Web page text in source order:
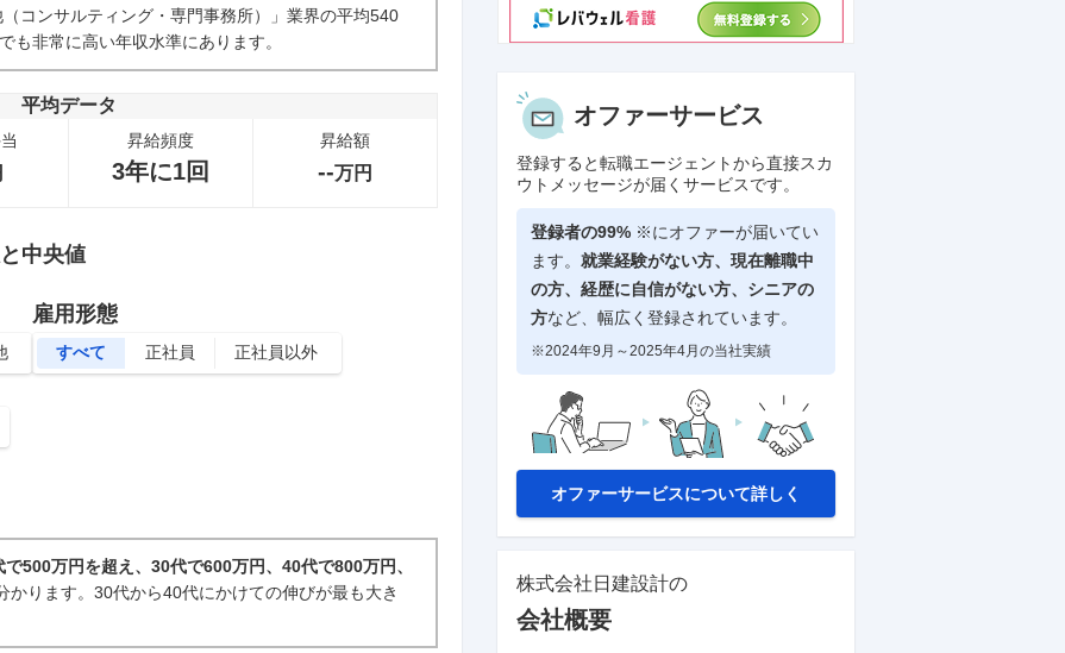
コンサルティング・専門事務所）」業界の平均540
も非常に高い年収水準にあります。
平均データ
昇給頻度
3年に1回
昇給額
--万円
中央値
雇用形態
すべて 正社員 正社員以外
で500万円を超え、30代で600万円、40代で800万円、
かります。 30代から40代にかけての伸びが最も大き
オファーサービス
登録すると転職エージェントから直接スカ
ウトメッセージが届くサービスです。
登録者の99% ※にオファーが届いてい
ます。 就業経験がない方、現在離職中
の方、 経歴に自信がない方、シニアの
方など、幅広く登録されています。
※2024年9月～2025年4月の当社実績
オファーサービスについて詳しく
株式会社日建設計の
会社概要